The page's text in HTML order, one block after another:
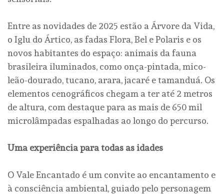
Entre as novidades de 2025 estão a Árvore da Vida,
o Iglu do Ártico, as fadas Flora, Bel e Polaris e os
novos habitantes do espaço: animais da fauna
brasileira iluminados, como onça-pintada, mico-
leão-dourado, tucano, arara, jacaré e tamanduá. Os
elementos cenográficos chegam a ter até 2 metros
de altura, com destaque para as mais de 650 mil
microlâmpadas espalhadas ao longo do percurso.
Uma experiência para todas as idades
O Vale Encantado é um convite ao encantamento e
à consciência ambiental, guiado pelo personagem